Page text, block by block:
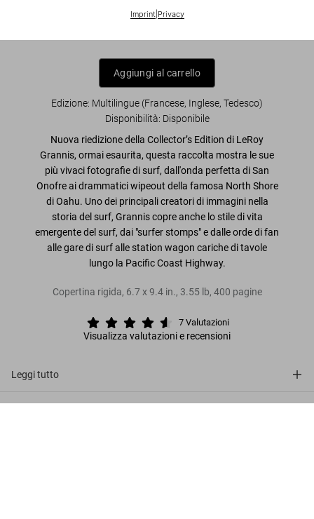
Imprint| Privacy
Aggiungi al carrello
Edizione: Multilingue (Francese, Inglese, Tedesco)
Disponibilità: Disponibile
Nuova riedizione della Collector’s Edition di LeRoy
Grannis, ormai esaurita, questa raccolta mostra le sue
più vivaci fotografie di surf, dall'onda perfetta di San
Onofre ai drammatici wipeout della famosa North Shore
di Oahu. Uno dei principali creatori di immagini nella
storia del surf, Grannis copre anche lo stile di vita
emergente del surf, dai "surfer stomps" e dalle orde di fan
alle gare di surf alle station wagon cariche di tavole
lungo la Pacific Coast Highway.
Copertina rigida, 6.7 x9.4 in., 3.55 lb, 400 pagine
7 Valutazioni
Visualizza valutazioni e recensioni
Leggi tutto